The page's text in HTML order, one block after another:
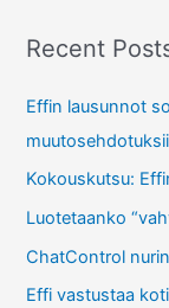
r
h
f
o
r
:
Recent
Effin lausunnot
Kokouskutsu:
Luotetaanko
ChatControl
Effi vastustaa